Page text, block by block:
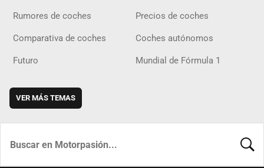
Rumores de coches Precios de coches
Comparativa de coches Coches autónomos
Futuro Mundial de Fórmula 1
VER MÁS TEMAS